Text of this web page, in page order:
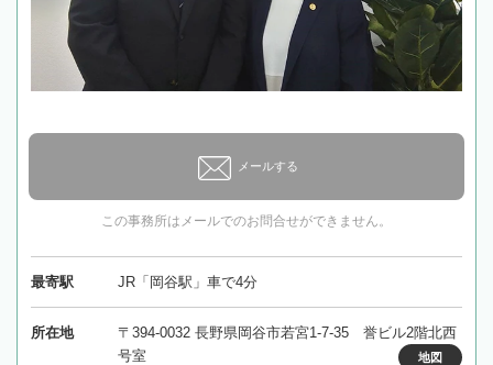
メールする
この事務所はメールでのお問合せができません。
最寄駅 JR「岡谷駅」車で4分
所在地
〒394-0032 長野県岡谷市若宮1-7-35 誉ビル2階北西
号室
地図